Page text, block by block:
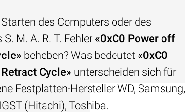
des Computers oder des
M. A. R. T. Fehler «0xC0 Power off
beheben? Was bedeutet «0xC0
Cycle» unterscheiden sich für
Festplatten-Hersteller WD, Samsung,
(Hitachi), Toshiba.